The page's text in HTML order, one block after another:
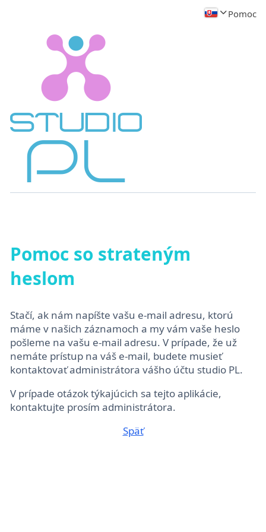
Pomoc
Pomoc so strateným
heslom
Stačí, ak nám napíšte vašu e-mail adresu, ktorú
máme v našich záznamoch a my vám vaše heslo
pošleme na vašu e-mail adresu. V prípade, že už
nemáte prístup na váš e-mail, budete musieť
kontaktovať administrátora vášho účtu studio PL.
V prípade otázok týkajúcich sa tejto aplikácie,
kontaktujte prosím administrátora.
Späť